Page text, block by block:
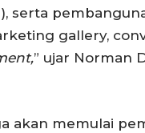
serta
gallery,
” ujar Norman
akan memulai